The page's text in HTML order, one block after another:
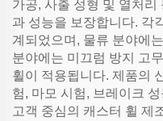
가공, 사출 성형 및 열처리
과 성능을 보장합니다. 각
계되었으며, 물류 분야에
분야에는 미끄럼 방지 고
휠이 적용됩니다. 제품의
험, 마모 시험, 브레이크
고객 중심의 캐스터 휠 제